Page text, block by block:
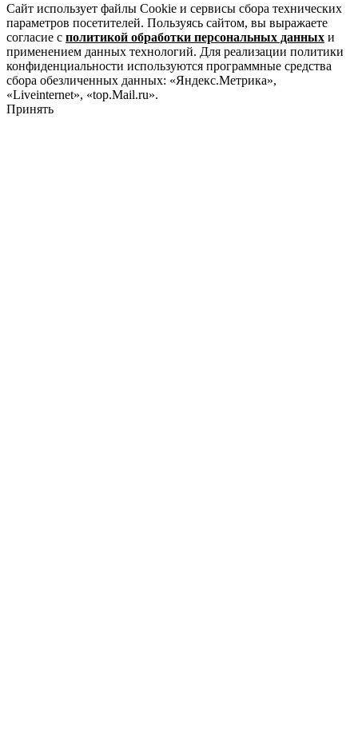
Сайт использует файлы Cookie и сервисы сбора технических
параметров посетителей. Пользуясь сайтом, вы выражаете
согласие с политикой обработки персональных данных и
применением данных технологий. Для реализации политики
конфиденциальности используются программные средства
сбора обезличенных данных: «Яндекс.Метрика»,
«Liveinternet», «top.Mail.ru».
Принять